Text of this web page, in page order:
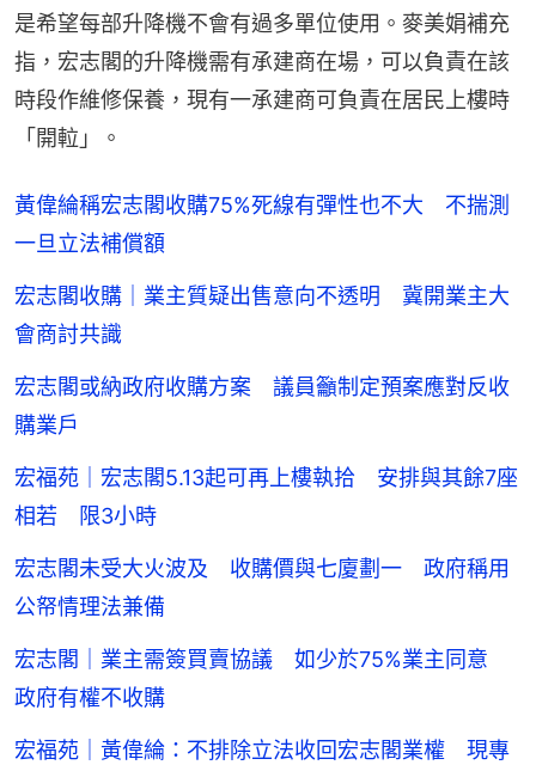
是希望每部升降機不會有過多單位使用。麥美娟補充
指，宏志閣的升降機需有承建商在場，可以負責在該
時段作維修保養，現有一承建商可負責在居民上樓時
「開𨋢」。
黃偉綸稱宏志閣收購75%死線有彈性也不大 不揣測
一旦立法補償額
宏志閣收購｜業主質疑出售意向不透明 冀開業主大
會商討共識
宏志閣或納政府收購方案 議員籲制定預案應對反收
購業戶
宏福苑｜宏志閣5.13起可再上樓執拾 安排與其餘7座
相若 限3小時
宏志閣未受大火波及 收購價與七廈劃一 政府稱用
公帑情理法兼備
宏志閣｜業主需簽買賣協議 如少於75%業主同意
政府有權不收購
宏福苑｜黃偉綸：不排除立法收回宏志閣業權 現專